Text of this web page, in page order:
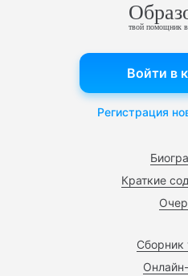
твой помощник в
Краткие
Сборник
Войти в
Регистрация